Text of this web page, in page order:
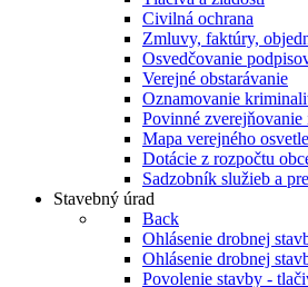
Civilná ochrana
Zmluvy, faktúry,
Osvedčovanie
Verejné obstarávanie
Oznamovanie
Povinné
Mapa verejného
Dotácie z rozpočtu
Sadzobník služieb a
Stavebný úrad
Back
Ohlásenie drobnej
Ohlásenie drobnej
Povolenie stavby -